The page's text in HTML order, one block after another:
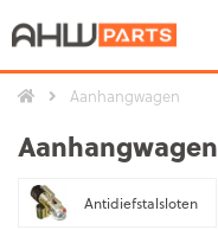
Aanhangwagen
Aanhangwagen
Antidiefstalsloten